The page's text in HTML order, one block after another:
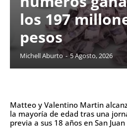
los 197
pesos
Michell Aburto - 5 Agosto, 2026
Matteo y Valentino Martin
la mayoría de edad tras una
previa a sus 18 años en San Juan